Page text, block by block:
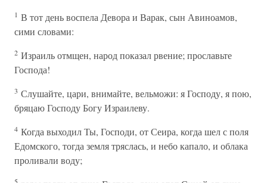
1 В тот день воспела Девора и Варак, сын Авиноамов,
сими словами:
2 Израиль отмщен, народ показал рвение; прославьте
Господа!
3 Слушайте, цари, внимайте, вельможи: я Господу, я пою,
бряцаю Господу Богу Израилеву.
4 Когда выходил Ты, Господи, от Сеира, когда шел с поля
Едомского, тогда земля тряслась, и небо капало, и облака
проливали воду;